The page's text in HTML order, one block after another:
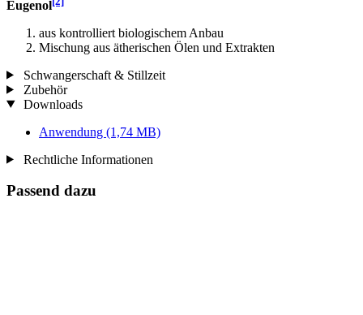
Eugenol
aus kontrolliert biologischem Anbau
Mischung aus ätherischen Ölen und Extrakten
Schwangerschaft & Stillzeit
Zubehör
Downloads
Anwendung (1,74 MB)
Rechtliche Informationen
Passend dazu